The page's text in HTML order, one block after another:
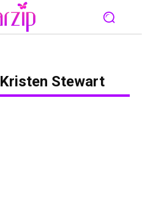
Kristen Stewart